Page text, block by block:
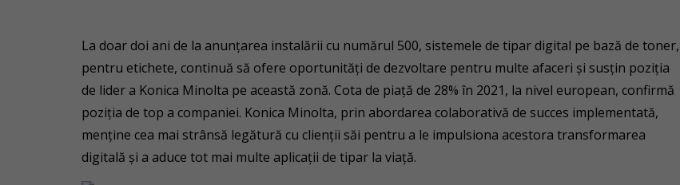
La doar doi ani de la anunțarea instalării cu numărul 500, sistemele de tipar digital pe bază de toner,
pentru etichete, continuă să ofere oportunități de dezvoltare pentru multe afaceri și susțin poziția
de lider a Konica Minolta pe această zonă. Cota de piață de 28% în 2021, la nivel european, confirmă
poziția de top a companiei. Konica Minolta, prin abordarea colaborativă de succes implementată,
menține cea mai strânsă legătură cu clienții săi pentru a le impulsiona acestora transformarea
digitală și a aduce tot mai multe aplicații de tipar la viață.